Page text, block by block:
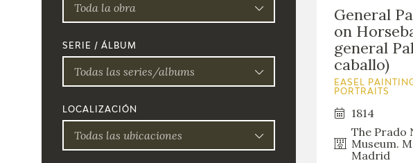
Toda la obra
SERIE / ÁLBUM
Todas las series/albums
LOCALIZACIÓN
Todas las ubicaciones
General
on
general
caballo)
EASEL
PORTRAITS
1814
The Prado
Museum.
Madrid